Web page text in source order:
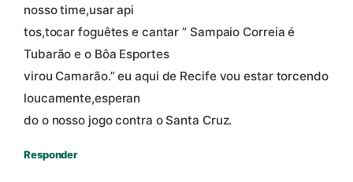
nosso time,usar api
tos,tocar foguêtes e cantar ” Sampaio Correia é
Tubarão e o Bôa Esportes
virou Camarão.” eu aqui de Recife vou estar torcendo
loucamente,esperan
do o nosso jogo contra o Santa Cruz.
Responder